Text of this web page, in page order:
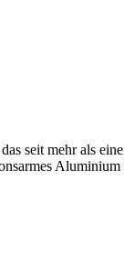
seit mehr als